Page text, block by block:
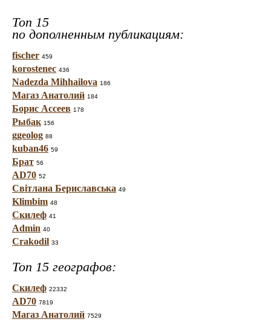
Топ 15
по дополненным публикациям:
fischer 459
korostenec 436
Nadezda Mihhailova 186
Магаз Анатолий 184
Борис Ассеев 178
Рыбак 156
ggeolog 88
kuban46 59
Брат 56
AD70 52
Світлана Бериславська 49
Klimbim 48
Скилеф 41
Admin 40
Crakodil 33
Топ 15 географов:
Скилеф 22332
AD70 7819
Магаз Анатолий 7529